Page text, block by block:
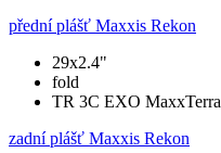
přední plášť Maxxis Rekon
29x2.4"
fold
TR 3C EXO MaxxTerra
zadní plášť Maxxis Rekon